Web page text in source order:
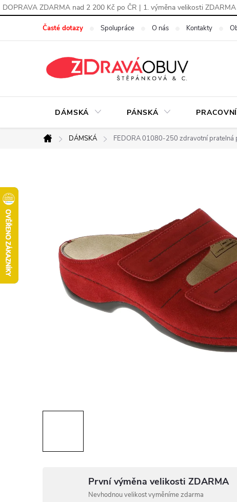
DOPRAVA ZDARMA nad 2 200 Kč po ČR | 1. výměna velikosti ZDARMA
Časté dotazy Spolupráce O nás Kontakty
DÁMSKÁ PÁNSKÁ PRACOVNÍ
Domů
DÁMSKÁ FEDORA 01080-250 zdravotní pratelná
První výměna velikosti ZDARMA
Nevhodnou velikost vyměníme zdarma